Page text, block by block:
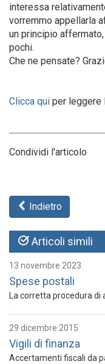
interessa
vorremmo appellarla
un principio
pochi.
Che ne pensate?
Clicca qui per leggere
Condividi l'articolo
Indietro
Articoli simili
13 novembre 2023
Spese postali
La corretta procedura di
29 dicembre 2015
Vigili di finanza
Accertamenti fiscali da